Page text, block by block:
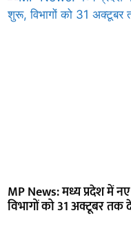
MP News: मध्य प्रदेश में
विभागों को 31 अक्टूबर तक